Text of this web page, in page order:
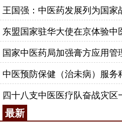
王国强：中医药发展列为国家
东盟国家驻华大使在京体验中
国家中医药局加强膏方应用管
四十八支中医医疗队奋战灾区
最新